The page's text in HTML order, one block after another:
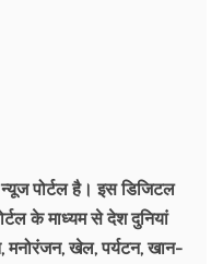
पोर्टल है। इस डिजिटल
के माध्यम से देश दुनियां
मनोरंजन, खेल, पर्यटन, खान-